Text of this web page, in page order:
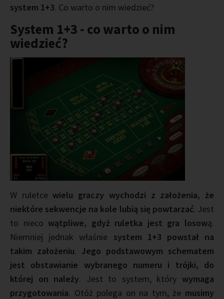
system 1+3. Co warto o nim wiedzieć?
System 1+3 - co warto o nim
wiedzieć?
W ruletce wielu graczy wychodzi z założenia, że
niektóre sekwencje na kole lubią się powtarzać. Jest
to nieco wątpliwe, gdyż ruletka jest gra losową.
Niemniej jednak właśnie system 1+3 powstał na
takim założeniu. Jego podstawowym schematem
jest obstawianie wybranego numeru i trójki, do
której on należy. Jest to system, który wymaga
przygotowania. Otóż polega on na tym, że musimy